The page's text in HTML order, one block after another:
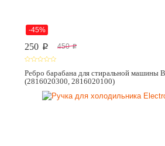
-45%
250 p 450 p
Ребро барабана для стиральной машины
(2816020300, 2816020100)